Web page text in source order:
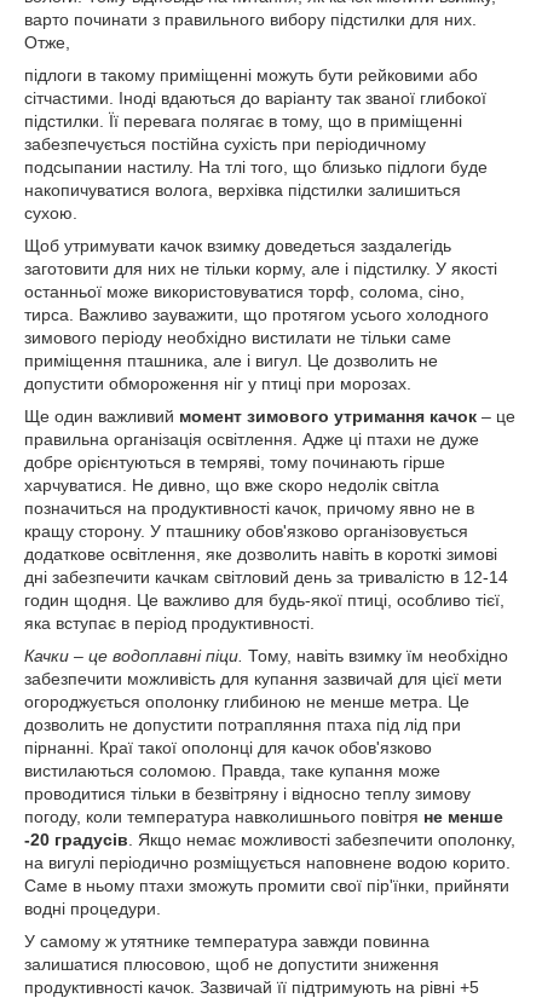
варто починати з правильного вибору підстилки для них.
Отже,
підлоги в такому приміщенні можуть бути рейковими або
сітчастими. Іноді вдаються до варіанту так званої глибокої
підстилки. Її перевага полягає в тому, що в приміщенні
забезпечується постійна сухість при періодичному
подсыпании настилу. На тлі того, що близько підлоги буде
накопичуватися волога, верхівка підстилки залишиться
сухою.
Щоб утримувати качок взимку доведеться заздалегідь
заготовити для них не тільки корму, але і підстилку. У якості
останньої може використовуватися торф, солома, сіно,
тирса. Важливо зауважити, що протягом усього холодного
зимового періоду необхідно вистилати не тільки саме
приміщення пташника, але і вигул. Це дозволить не
допустити обмороження ніг у птиці при морозах.
Ще один важливий момент зимового утримання качок – це
правильна організація освітлення. Адже ці птахи не дуже
добре орієнтуються в темряві, тому починають гірше
харчуватися. Не дивно, що вже скоро недолік світла
позначиться на продуктивності качок, причому явно не в
кращу сторону. У пташнику обов'язково організовується
додаткове освітлення, яке дозволить навіть в короткі зимові
дні забезпечити качкам світловий день за тривалістю в 12-14
годин щодня. Це важливо для будь-якої птиці, особливо тієї,
яка вступає в період продуктивності.
Качки – це водоплавні піци. Тому, навіть взимку їм необхідно
забезпечити можливість для купання зазвичай для цієї мети
огороджується ополонку глибиною не менше метра. Це
дозволить не допустити потрапляння птаха під лід при
пірнанні. Краї такої ополонці для качок обов'язково
вистилаються соломою. Правда, таке купання може
проводитися тільки в безвітряну і відносно теплу зимову
погоду, коли температура навколишнього повітря не менше
-20 градусів . Якщо немає можливості забезпечити ополонку,
на вигулі періодично розміщується наповнене водою корито.
Саме в ньому птахи зможуть промити свої пір'їнки, прийняти
водні процедури.
У самому ж утятнике температура завжди повинна
залишатися плюсовою, щоб не допустити зниження
продуктивності качок. Зазвичай її підтримують на рівні +5